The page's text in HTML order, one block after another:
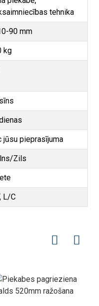
tehnika
90 mm
kg
jūsu pieprasījuma
Zils
L/C